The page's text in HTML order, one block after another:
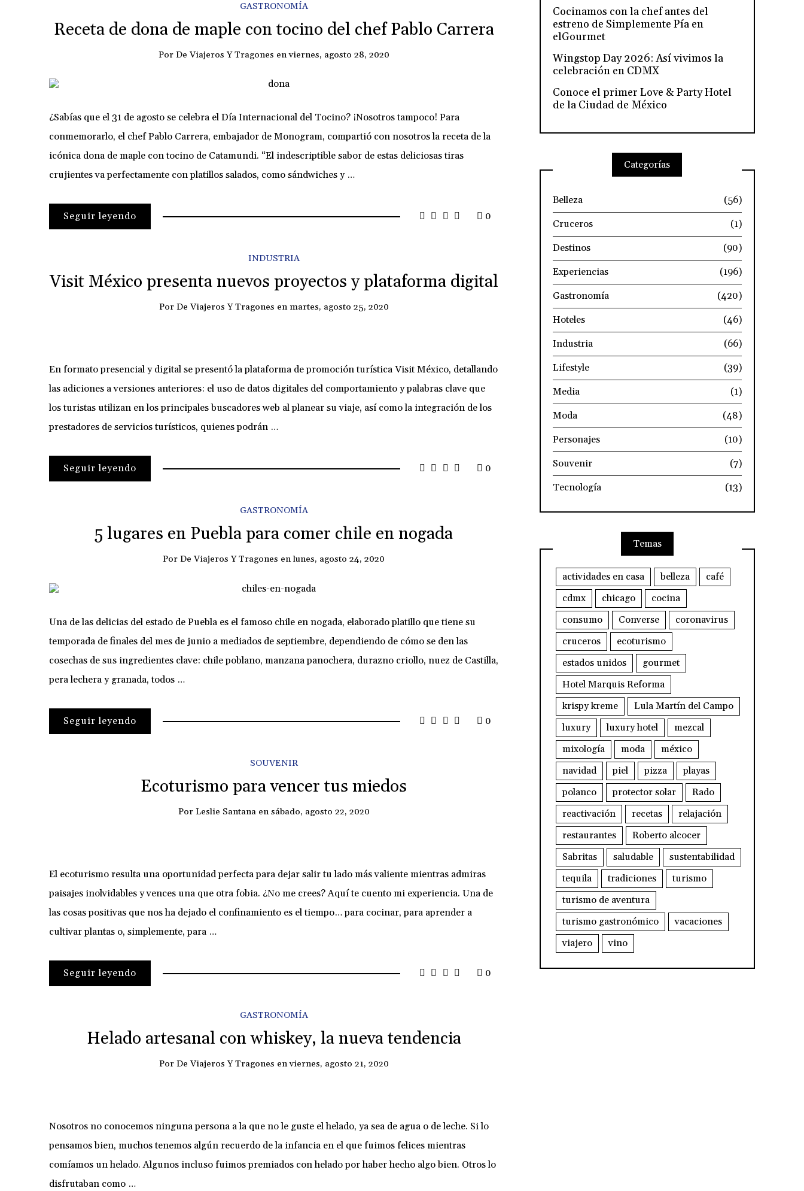
GASTRONOMÍA
Receta de dona de maple con tocino del chef Pablo Carrera
Por De Viajeros Y Tragones enviernes, agosto 28, 2020
¿Sabías que el 31 de agosto se celebra el Día Internacional del Tocino? ¡Nosotros tampoco! Para
conmemorarlo, el chef Pablo Carrera, embajador de Monogram, compartió con nosotros la receta de la
icónica dona de maple con tocino de Catamundi. “El indescriptible sabor de estas deliciosas tiras
crujientes va perfectamente con platillos salados, como sándwiches y …
Seguir leyendo 0
INDUSTRIA
Visit México presenta nuevos proyectos y plataforma digital
Por De Viajeros Y Tragones enmartes, agosto 25, 2020
En formato presencial y digital se presentó la plataforma de promoción turística Visit México, detallando
las adiciones a versiones anteriores: el uso de datos digitales del comportamiento y palabras clave que
los turistas utilizan en los principales buscadores web al planear su viaje, así como la integración de los
prestadores de servicios turísticos, quienes podrán …
Seguir leyendo 0
GASTRONOMÍA
5 lugares en Puebla para comer chile en nogada
PorDe Viajeros Y Tragones enlunes, agosto 24, 2020
Una de las delicias del estado de Puebla es el famoso chile en nogada, elaborado platillo que tiene su
temporada de finales del mes de junio a mediados de septiembre, dependiendo de cómo se den las
cosechas de sus ingredientes clave: chile poblano, manzana panochera, durazno criollo, nuez de Castilla,
pera lechera y granada, todos …
Seguir leyendo 0
SOUVENIR
Ecoturismo para vencer tus miedos
Por Leslie Santana ensábado, agosto 22, 2020
El ecoturismo resulta una oportunidad perfecta para dejar salir tu lado más valiente mientras admiras
paisajes inolvidables y vences una que otra fobia. ¿No me crees? Aquí te cuento mi experiencia. Una de
las cosas positivas que nos ha dejado el confinamiento es el tiempo… para cocinar, para aprender a
cultivar plantas o, simplemente, para …
Seguir leyendo 0
GASTRONOMÍA
Helado artesanal con whiskey, la nueva tendencia
Por De Viajeros Y Tragones enviernes, agosto 21, 2020
Nosotros no conocemos ninguna persona a la que no le guste el helado, ya sea de agua o de leche. Si lo
pensamos bien, muchos tenemos algún recuerdo de la infancia en el que fuimos felices mientras
comíamos un helado. Algunos incluso fuimos premiados con helado por haber hecho algo bien. Otros lo
disfrutaban como …
Cocinamos con la chef antes del
estreno de Simplemente Pía en
elGourmet
Wingstop Day 2026: Así vivimos la
celebración en CDMX
Conoce el primer Love & Party Hotel
de la Ciudad de México
Categorías
Belleza
(56)
Cruceros
(1)
Destinos
(90)
Experiencias
(196)
Gastronomía
(420)
Hoteles
(46)
Industria
(66)
Lifestyle
(39)
Media
(1)
Moda
(48)
Personajes
(10)
Souvenir
(7)
Tecnología
(13)
Temas
actividades en casa belleza
café
cdmx
chicago
cocina
consumo
Converse
coronavirus
cruceros
ecoturismo
estados unidos
gourmet
Hotel Marquis Reforma
krispy kreme
Lula Martín del Campo
luxury
luxury hotel
mezcal
mixología
moda
méxico
navidad
piel pizza
playas
polanco
protector solar
Rado
reactivación
recetas
relajación
restaurantes
Roberto alcocer
Sabritas
saludable
sustentabilidad
tequila
tradiciones
turismo
turismo de aventura
turismo gastronómico
vacaciones
viajero
vino